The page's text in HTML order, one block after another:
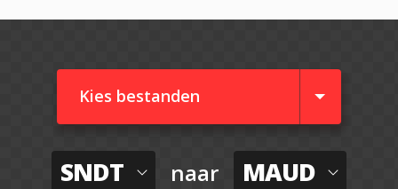
Kies bestanden
SNDT naar MAUD